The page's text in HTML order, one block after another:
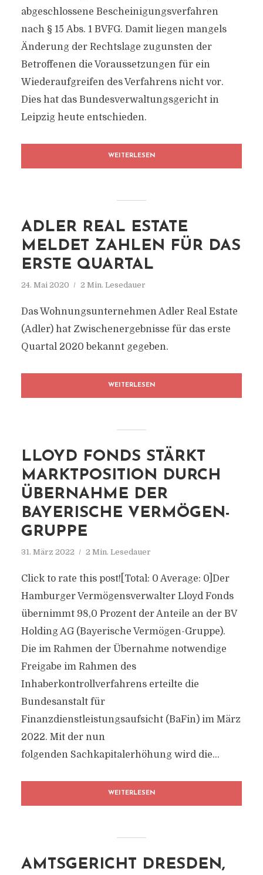
abgeschlossene Bescheinigungsverfahren
nach § 15 Abs. 1 BVFG. Damit liegen mangels
Änderung der Rechtslage zugunsten der
Betroffenen die Voraussetzungen für ein
Wiederaufgreifen des Verfahrens nicht vor.
Dies hat das Bundesverwaltungsgericht in
Leipzig heute entschieden.
WEITERLESEN
ADLER REAL ESTATE
MELDET ZAHLEN FÜR DAS
ERSTE QUARTAL
24. Mai 2020 2 Min. Lesedauer
Das Wohnungsunternehmen Adler Real Estate
(Adler) hat Zwischenergebnisse für das erste
Quartal 2020 bekannt gegeben.
WEITERLESEN
LLOYD FONDS STÄRKT
MARKTPOSITION DURCH
ÜBERNAHME DER
BAYERISCHE VERMÖGEN-
GRUPPE
31. März 2022 2 Min. Lesedauer
Click to rate this post![Total: 0 Average: 0]Der
Hamburger Vermögensverwalter Lloyd Fonds
übernimmt 98,0 Prozent der Anteile an der BV
Holding AG (Bayerische Vermögen-Gruppe).
Die im Rahmen der Übernahme notwendige
Freigabe im Rahmen des
Inhaberkontrollverfahrens erteilte die
Bundesanstalt für
Finanzdienstleistungsaufsicht (BaFin) im März
2022. Mit der nun
folgenden Sachkapitalerhöhung wird die...
WEITERLESEN
AMTSGERICHT DRESDEN,